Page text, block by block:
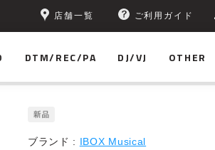
店舗一覧 ご利用ガイド
DTM/REC/PA DJ/VJ OTHER
DAMPER - BROWN POLYESTER & IRON
ブランド : IBOX Musical